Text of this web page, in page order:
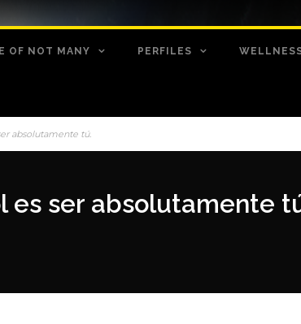
OF NOT MANY PERFILES
absolutamente tú.
es ser absolutamente